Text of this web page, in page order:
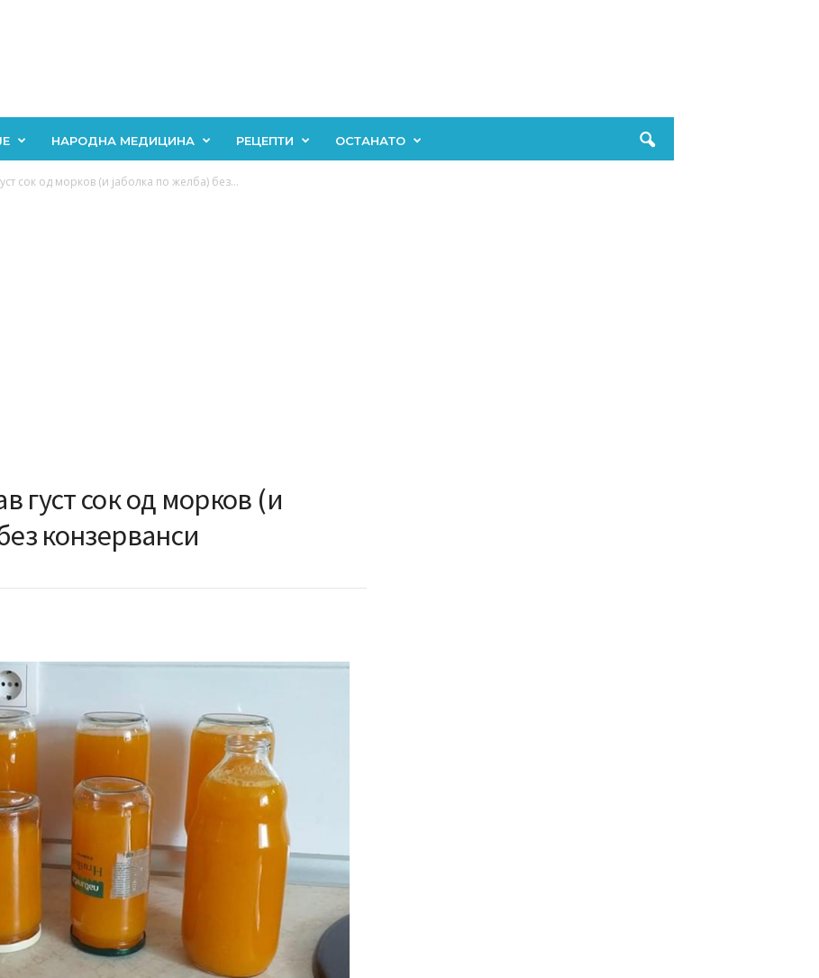
НАРОДНА МЕДИЦИНА РЕЦЕПТИ ОСТАНАТО
сок од морков (и јаболка по желба) без...
густ сок од морков (и
конзерванси